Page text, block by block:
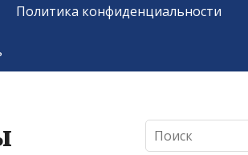
Политика конфиденциальности